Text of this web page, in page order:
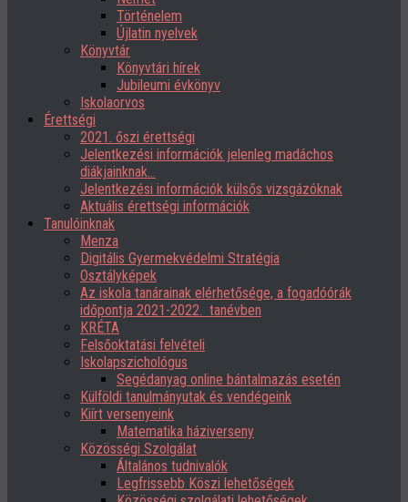
Történelem
Újlatin nyelvek
Könyvtár
Könyvtári hírek
Jubileumi évkönyv
Iskolaorvos
Érettségi
2021. őszi érettségi
Jelentkezési információk jelenleg madáchos
diákjainknak…
Jelentkezési információk külsős vizsgázóknak
Aktuális érettségi információk
Tanulóinknak
Menza
Digitális Gyermekvédelmi Stratégia
Osztályképek
Az iskola tanárainak elérhetősége, a fogadóórák
időpontja 2021-2022. tanévben
KRÉTA
Felsőoktatási felvételi
Iskolapszichológus
Segédanyag online bántalmazás esetén
Külföldi tanulmányutak és vendégeink
Kiírt versenyeink
Matematika háziverseny
Közösségi Szolgálat
Általános tudnivalók
Legfrissebb Köszi lehetőségek